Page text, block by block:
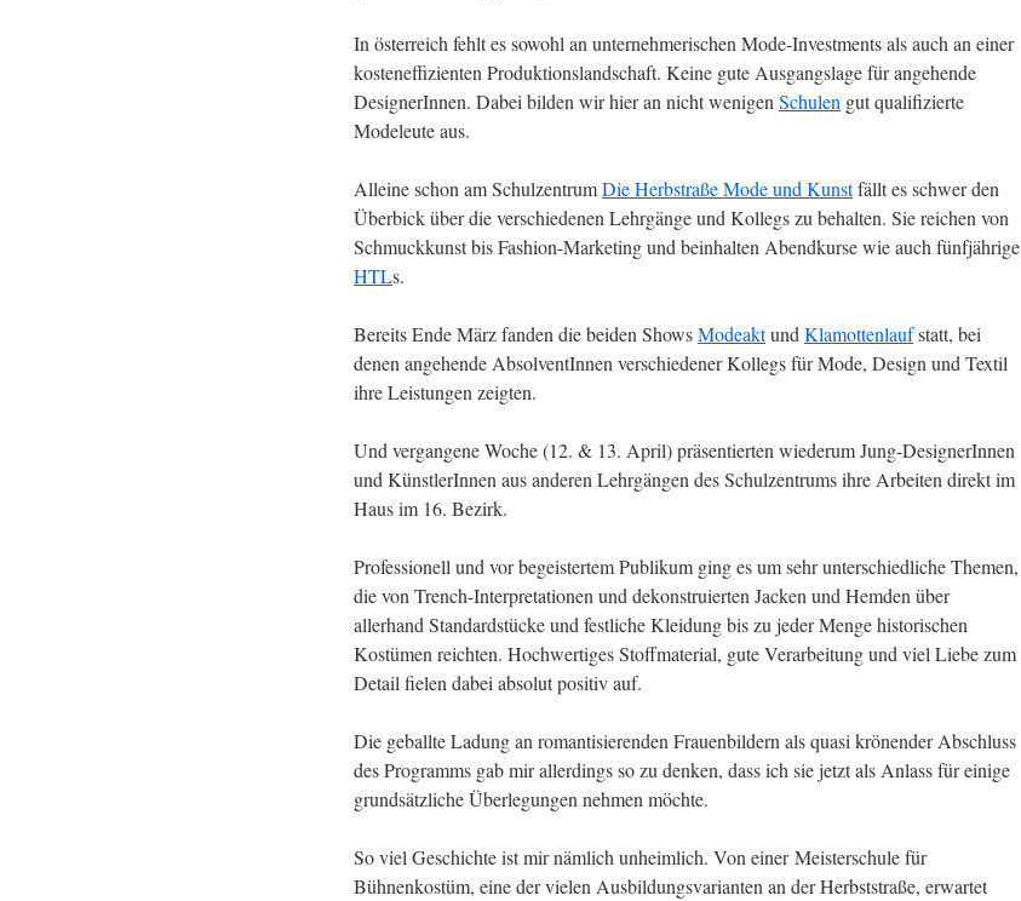
In österreich fehlt es sowohl an unternehmerischen Mode-Investments als auch an einer
kosteneffizienten Produktionslandschaft. Keine gute Ausgangslage für angehende
DesignerInnen. Dabei bilden wir hier an nicht wenigen Schulen gut qualifizierte
Modeleute aus.
Alleine schon am SchulzentrumDie Herbstraße Mode und Kunstfällt es schwer den
Überbick über die verschiedenen Lehrgänge und Kollegs zu behalten. Sie reichen von
Schmuckkunst bis Fashion-Marketing und beinhalten Abendkurse wie auch fünfjährige
HTLs.
Bereits Ende März fanden die beiden ShowsModeaktund Klamottenlaufstatt, bei
denen angehende AbsolventInnen verschiedener Kollegs für Mode, Design und Textil
ihre Leistungen zeigten.
Und vergangene Woche (12. & 13. April) präsentierten wiederum Jung-DesignerInnen
und KünstlerInnen aus anderen Lehrgängen des Schulzentrums ihre Arbeiten direkt im
Haus im 16. Bezirk.
Professionell und vor begeistertem Publikum ging es um sehr unterschiedliche Themen,
die von Trench-Interpretationen und dekonstruierten Jacken und Hemden über
allerhand Standardstücke und festliche Kleidung bis zu jeder Menge historischen
Kostümen reichten. Hochwertiges Stoffmaterial, gute Verarbeitung und viel Liebe zum
Detail fielen dabei absolut positiv auf.
Die geballte Ladung an romantisierenden Frauenbildern als quasi krönender Abschluss
des Programms gab mir allerdings so zu denken, dass ich sie jetzt als Anlass für einige
grundsätzliche Überlegungen nehmen möchte.
So viel Geschichte ist mir nämlich unheimlich. Von einer Meisterschule für
Bühnenkostüm, eine der vielen Ausbildungsvarianten an der Herbststraße, erwartet